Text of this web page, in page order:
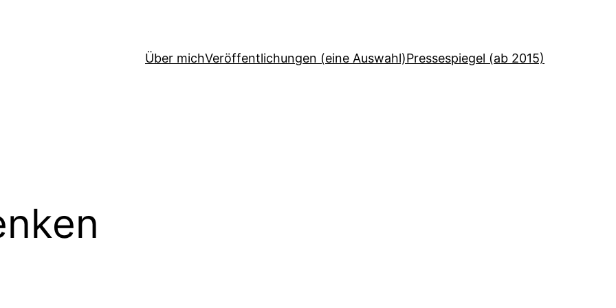
Über michVeröffentlichungen (eine Auswahl)Pressespiegel (ab 2015)